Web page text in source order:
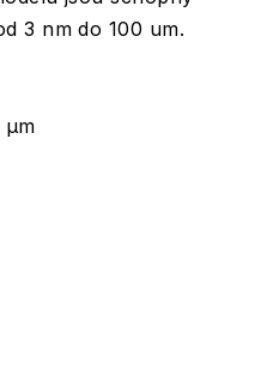
3 nm do 100 um.
μm